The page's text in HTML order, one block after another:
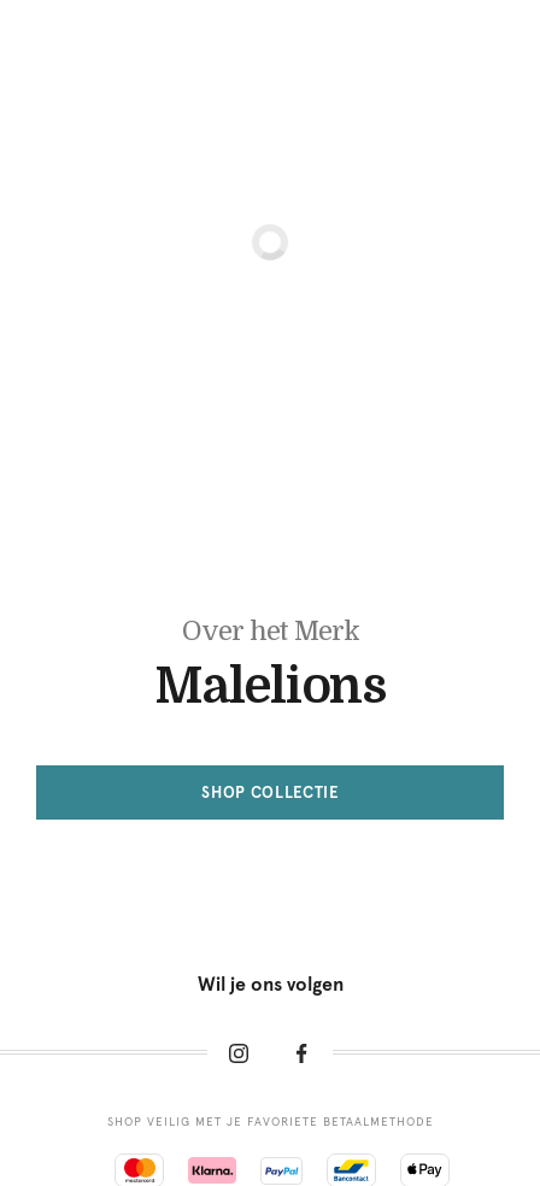
Over het Merk
Malelions
SHOP COLLECTIE
Wil je ons volgen
SHOP VEILIG MET JE FAVORIETE BETAALMETHODE